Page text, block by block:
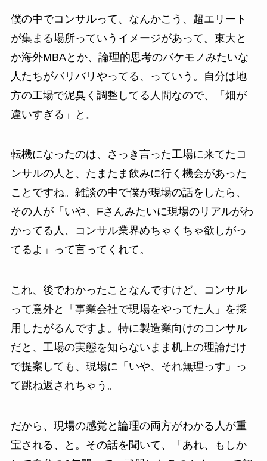
僕の中でコンサルって、なんかこう、超エリート
が集まる場所っていうイメージがあって。東大と
か海外MBAとか、論理的思考のバケモノみたいな
人たちがバリバリやってる、っていう。自分は地
方の工場で泥臭く調整してる人間なので、「畑が
違いすぎる」と。
転機になったのは、さっき言った工場に来てたコ
ンサルの人と、たまたま飲みに行く機会があった
ことですね。雑談の中で僕が現場の話をしたら、
その人が「いや、Fさんみたいに現場のリアルがわ
かってる人、コンサル業界めちゃくちゃ欲しがっ
てるよ」って言ってくれて。
これ、後でわかったことなんですけど、コンサル
って意外と「事業会社で現場をやってた人」を採
用したがるんですよ。特に製造業向けのコンサル
だと、工場の実態を知らないまま机上の理論だけ
で提案しても、現場に「いや、それ無理っす」っ
て跳ね返されちゃう。
だから、現場の感覚と論理の両方がわかる人が重
宝される、と。その話を聞いて、「あれ、もしか